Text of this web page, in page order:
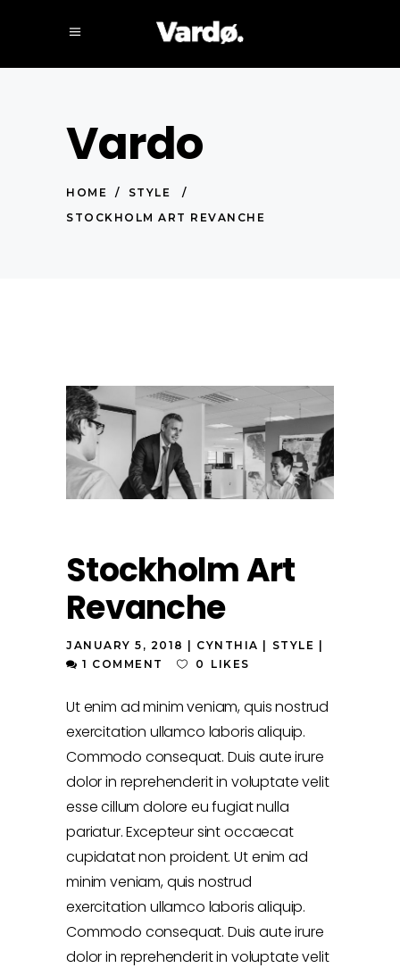
Vardo
HOME / STYLE
/
STOCKHOLM ART REVANCHE
Stockholm Art
Revanche
JANUARY 5, 2018 CYNTHIA
STYLE
1 COMMENT
0 LIKES
Ut enim ad minim veniam, quis nostrud
exercitation ullamco laboris aliquip.
Commodo consequat. Duis aute irure
dolor in reprehenderit in voluptate velit
esse cillum dolore eu fugiat nulla
pariatur. Excepteur sint occaecat
cupidatat non proident. Ut enim ad
minim veniam, quis nostrud
exercitation ullamco laboris aliquip.
Commodo consequat. Duis aute irure
dolor in reprehenderit in voluptate velit